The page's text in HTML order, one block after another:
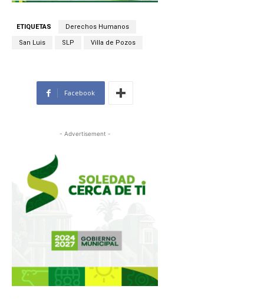
ETIQUETAS Derechos Humanos
San Luis SLP Villa de Pozos
Facebook
- Advertisement -